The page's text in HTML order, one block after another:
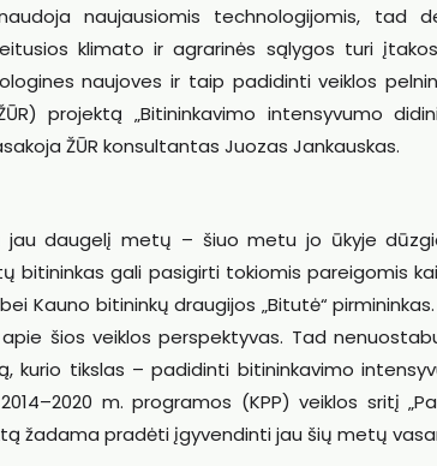
naujausiomis technologijomis, tad
klimato ir agrarinės sąlygos turi
naujoves ir taip padidinti veiklos
projektą „Bitininkavimo intensyvumo
ŽŪR konsultantas Juozas Jankauskas.
jau daugelį metų – šiuo metu jo ūkyje
bitininkas gali pasigirti tokiomis pareigomis
Kauno bitininkų draugijos „Bitutė“
šios veiklos perspektyvas. Tad
kurio tikslas – padidinti bitininkavimo
m. programos (KPP) veiklos sritį
žadama pradėti įgyvendinti jau šių metų